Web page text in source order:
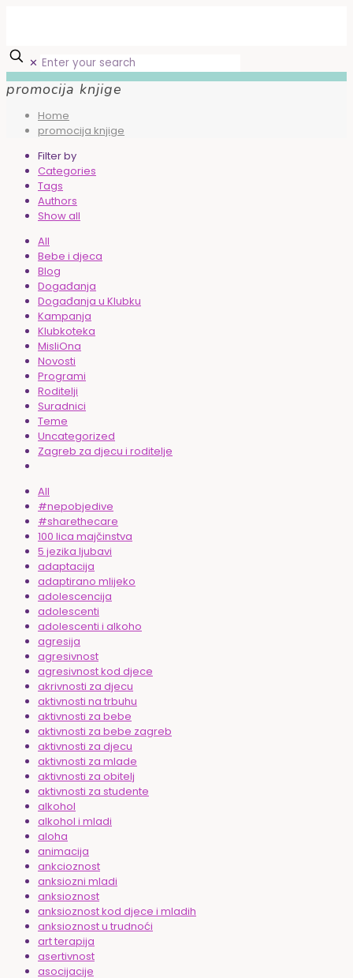
✕
promocija knjige
Home
promocija knjige
Filter by
Categories
Tags
Authors
Show all
All
Bebe i djeca
Blog
Događanja
Događanja u Klubku
Kampanja
Klubkoteka
MisliOna
Novosti
Programi
Roditelji
Suradnici
Teme
Uncategorized
Zagreb za djecu i roditelje
All
#nepobjedive
#sharethecare
100 lica majčinstva
5 jezika ljubavi
adaptacija
adaptirano mlijeko
adolescencija
adolescenti
adolescenti i alkoho
agresija
agresivnost
agresivnost kod djece
akrivnosti za djecu
aktivnosti na trbuhu
aktivnosti za bebe
aktivnosti za bebe zagreb
aktivnosti za djecu
aktivnosti za mlade
aktivnosti za obitelj
aktivnosti za studente
alkohol
alkohol i mladi
aloha
animacija
ankcioznost
anksiozni mladi
anksioznost
anksioznost kod djece i mladih
anksioznost u trudnoći
art terapija
asertivnost
asocijacije